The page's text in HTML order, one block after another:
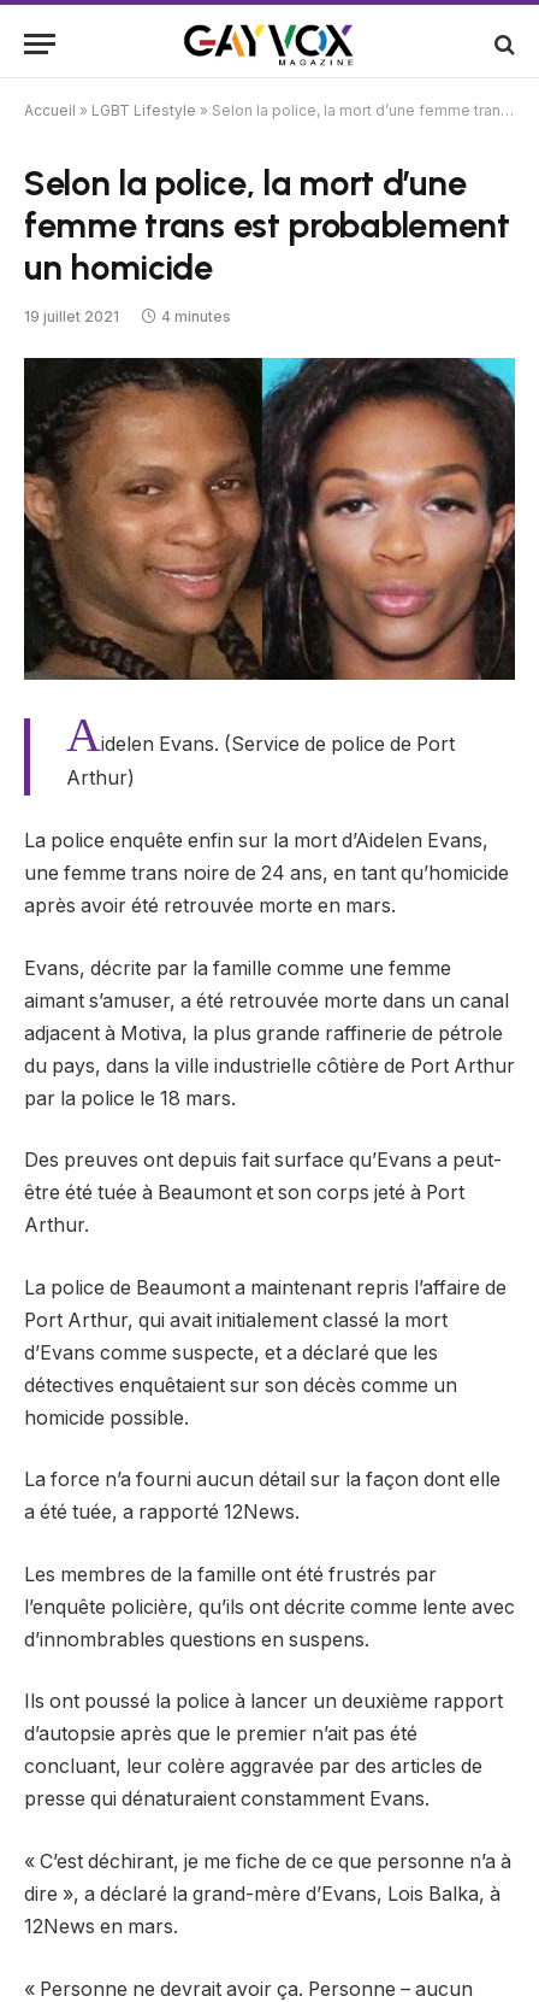
Accueil » LGBT Lifestyle » Selon la police, la mort d’une femme trans est probablement un homicide
Selon la police, la mort d’une
femme trans est probablement
un homicide
19 juillet 2021 4 minutes
Aidelen Evans. (Service de police de Port
Arthur)
La police enquête enfin sur la mort d’Aidelen Evans,
une femme trans noire de 24 ans, en tant qu’homicide
après avoir été retrouvée morte en mars.
Evans, décrite par la famille comme une femme
aimant s’amuser, a été retrouvée morte dans un canal
adjacent à Motiva, la plus grande raffinerie de pétrole
du pays, dans la ville industrielle côtière de Port Arthur
par la police le 18 mars.
Des preuves ont depuis fait surface qu’Evans a peut-
être été tuée à Beaumont et son corps jeté à Port
Arthur.
La police de Beaumont a maintenant repris l’affaire de
Port Arthur, qui avait initialement classé la mort
d’Evans comme suspecte, et a déclaré que les
détectives enquêtaient sur son décès comme un
homicide possible.
La force n’a fourni aucun détail sur la façon dont elle
a été tuée, a rapporté 12News.
Les membres de la famille ont été frustrés par
l’enquête policière, qu’ils ont décrite comme lente avec
d’innombrables questions en suspens.
Ils ont poussé la police à lancer un deuxième rapport
d’autopsie après que le premier n’ait pas été
concluant, leur colère aggravée par des articles de
presse qui dénaturaient constamment Evans.
« C’est déchirant, je me fiche de ce que personne n’a à
dire », a déclaré la grand-mère d’Evans, Lois Balka, à
12News en mars.
« Personne ne devrait avoir ça. Personne – aucun